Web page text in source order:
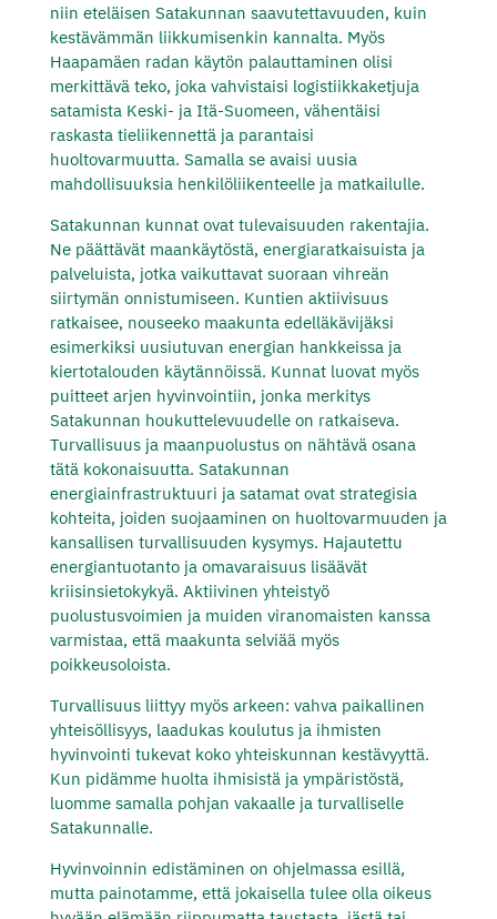
niin eteläisen Satakunnan saavutettavuuden, kuin
kestävämmän liikkumisenkin kannalta. Myös
Haapamäen radan käytön palauttaminen olisi
merkittävä teko, joka vahvistaisi logistiikkaketjuja
satamista Keski- ja Itä-Suomeen, vähentäisi
raskasta tieliikennettä ja parantaisi
huoltovarmuutta. Samalla se avaisi uusia
mahdollisuuksia henkilöliikenteelle ja matkailulle.
Satakunnan kunnat ovat tulevaisuuden rakentajia.
Ne päättävät maankäytöstä, energiaratkaisuista ja
palveluista, jotka vaikuttavat suoraan vihreän
siirtymän onnistumiseen. Kuntien aktiivisuus
ratkaisee, nouseeko maakunta edelläkävijäksi
esimerkiksi uusiutuvan energian hankkeissa ja
kiertotalouden käytännöissä. Kunnat luovat myös
puitteet arjen hyvinvointiin, jonka merkitys
Satakunnan houkuttelevuudelle on ratkaiseva.
Turvallisuus ja maanpuolustus on nähtävä osana
tätä kokonaisuutta. Satakunnan
energiainfrastruktuuri ja satamat ovat strategisia
kohteita, joiden suojaaminen on huoltovarmuuden ja
kansallisen turvallisuuden kysymys. Hajautettu
energiantuotanto ja omavaraisuus lisäävät
kriisinsietokykyä. Aktiivinen yhteistyö
puolustusvoimien ja muiden viranomaisten kanssa
varmistaa, että maakunta selviää myös
poikkeusoloista.
Turvallisuus liittyy myös arkeen: vahva paikallinen
yhteisöllisyys, laadukas koulutus ja ihmisten
hyvinvointi tukevat koko yhteiskunnan kestävyyttä.
Kun pidämme huolta ihmisistä ja ympäristöstä,
luomme samalla pohjan vakaalle ja turvalliselle
Satakunnalle.
Hyvinvoinnin edistäminen on ohjelmassa esillä,
mutta painotamme, että jokaisella tulee olla oikeus